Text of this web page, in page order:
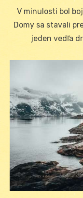
V minulosti bol
Domy sa stavali
jeden vedľa